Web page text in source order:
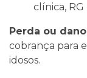
clínica,
Perda ou
cobrança para
idosos.